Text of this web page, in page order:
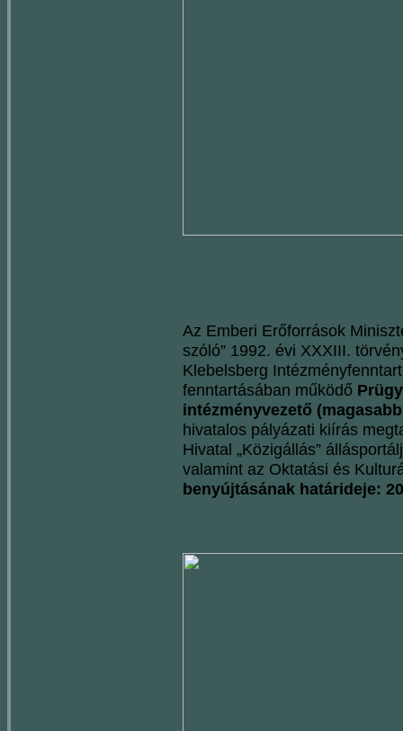
Az Emberi Erőforrások
szóló” 1992. évi XXXIII.
Klebelsberg
fenntartásában működő
intézményvezető
hivatalos pályázati kiírás
Hivatal „Közigállás”
valamint az Oktatási és
benyújtásának határideje: